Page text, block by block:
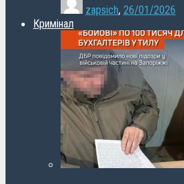
zapsich, 26/01/2026
Кримінал